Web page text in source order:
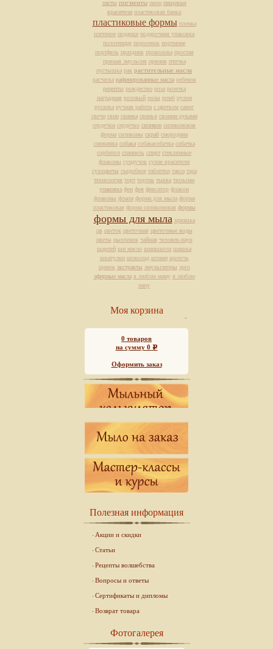
пасты пигменты пион пищевые
красители пластиковая банка
пластиковые формы пленка
плетеное подарки подарочная упаковка
полотенцце поросенок портмоне
портфель праздник проволока простая
прямая эмульсия пряник птичка
пустышка рак растительные масла
расческа рафинированные масла ребенок
рецепты рождество роза розетка
наградная розовый розы ромб рулон
русалка ручная работа с цветком сапог
свечи свин свинка свинья своими руками
сердечки сердечко силикон силиконовая
форма силиконы скраб смородина
снежинка собака собакасобачка собачка
сорбитол спаниель спирт стеклянные
флаконы сундучок сухие красители
сухоцветы съедобное таблетки такса тара
технология торт тортик тыква тюльпан
упаковка фен фея фиксатор флакон
флаконы флаон форма для мыла форма
пластиковая форма силиконовая формы
формы для мыла хрюшка
цв цветок цветочная цветочные воды
цветы цыпленок чайная человек-паук
шарпей ши масло шиншилла шишка
шкатулки шоколад штамп щелочь
щенок экстракты эмульгаторы эрго
эфирные масла я люблю маму я люблю
папу
Моя корзина
0 товаров
на сумму 0 Р
Оформить заказ
Полезная информация
Акции и скидки
Статьи
Рецепты волшебства
Вопросы и ответы
Сертификаты и дипломы
Возврат товара
Фотогалерея